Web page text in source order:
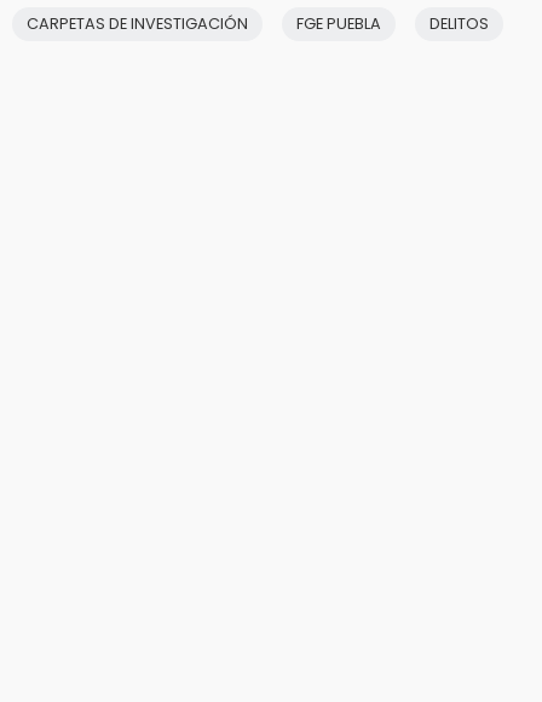
CARPETAS DE INVESTIGACIÓN FGE PUEBLA DELITOS